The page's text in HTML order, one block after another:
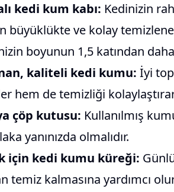
kedi kum kabı: Kedinizin
büyüklükte ve kolay
boyunun 1,5 katından
kaliteli kedi kumu: İyi
hem de temizliği
çöp kutusu: Kullanılmış
yanınızda olmalıdır.
için kedi kumu küreği:
temiz kalmasına yardımcı